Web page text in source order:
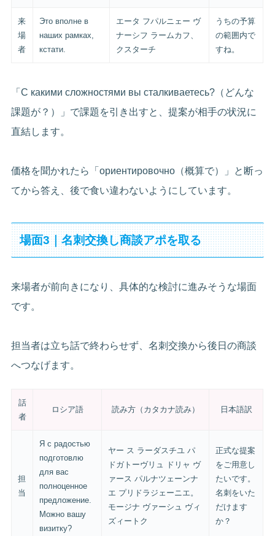
来
場
者
Это вполне в
наших рамках,
кстати.
エータ フパルニェー ヴ
ナーシフ ラームカフ、
クスターチ
うちの予算
の範囲内で
すね。
「С какими сложностями вы сталкиваетесь?（どんな
課題が？）」で課題を引き出すと、提案が相手の状況に
直結します。
価格を聞かれたら「ориентировочно（概算で）」と断っ
てから答え、後で食い違わないようにしています。
場面3｜名刺交換し商談アポを取る
来場者が前向きになり、具体的な検討に進みそうな場面
です。
担当者は立ち話で終わらせず、名刺交換から後日の商談
へつなげます。
話
者
ロシア語 読み方（カタカナ読み） 日本語訳
担
当
Я с радостью
подготовлю
для вас
полноценное
предложение.
Можно вашу
визитку?
ヤー ス ラーダスチユ パ
ドガトーヴリュ ドリャ ヴ
ァース パルナツェーンナ
エ プリドラジェーニエ。
モージナ ヴァーシュ ヴィ
ズィートク
正式な提案
をご用意し
たいです。
名刺をいた
だけます
か？